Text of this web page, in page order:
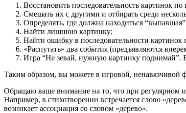
Восстановить последовательность картинок по
Смешать их с другими и отбирать среди
Определять, где должна находиться
Найти лишнюю картинку;
Найти ошибку в последовательности картинок
«Распутать» два события (предъявляются
Игра “Не зевай, нужную картинку поднимай”.
Таким образом, вы можете в игровой, ненавязчивой
Обращаю ваше внимание на то, что при регулярном
Например, в стихотворении встречается слово
возникает ассоциация со словом «дерево».